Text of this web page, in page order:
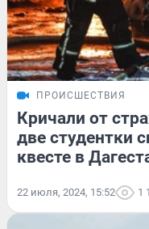
ПРОИСШЕСТВИЯ
Кричали от
две студентки
квесте в
22 июля, 2024, 15:52 1